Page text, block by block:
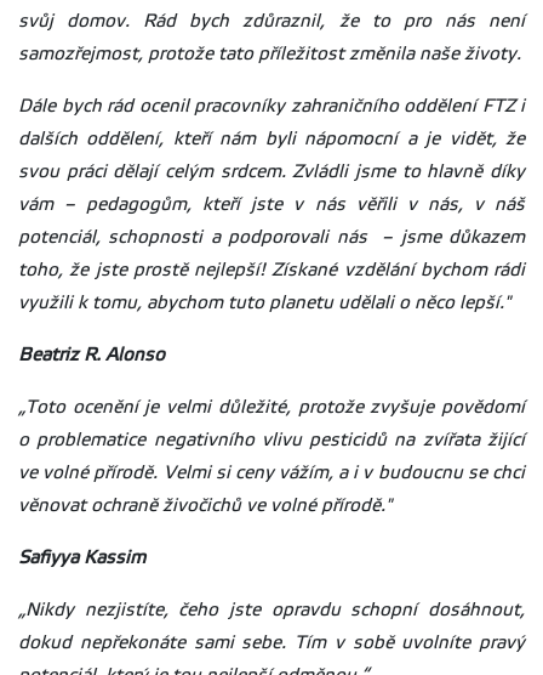
svůj domov. Rád bych zdůraznil, že to pro nás není
samozřejmost, protože tato příležitost změnila naše životy.
Dále bych rád ocenil pracovníky zahraničního oddělení FTZ i
dalších oddělení, kteří nám byli nápomocní a je vidět, že
svou práci dělají celým srdcem. Zvládli jsme to hlavně díky
vám – pedagogům, kteří jste v nás věřili v nás, v náš
potenciál, schopnosti a podporovali nás – jsme důkazem
toho, že jste prostě nejlepší! Získané vzdělání bychom rádi
využili k tomu, abychom tuto planetu udělali o něco lepší."
Beatriz R. Alonso
„Toto ocenění je velmi důležité, protože zvyšuje povědomí
o problematice negativního vlivu pesticidů na zvířata žijící
ve volné přírodě. Velmi si ceny vážím, a i v budoucnu se chci
věnovat ochraně živočichů ve volné přírodě."
Safiyya Kassim
„Nikdy nezjistíte, čeho jste opravdu schopní dosáhnout,
dokud nepřekonáte sami sebe. Tím v sobě uvolníte pravý